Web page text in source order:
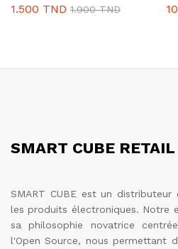
1.500 TND 1.900TND
SMART CUBE RETAIL
SMART CUBE est un
les produits électroniques. Notre
sa philosophie novatrice
l'Open Source, nous permettant